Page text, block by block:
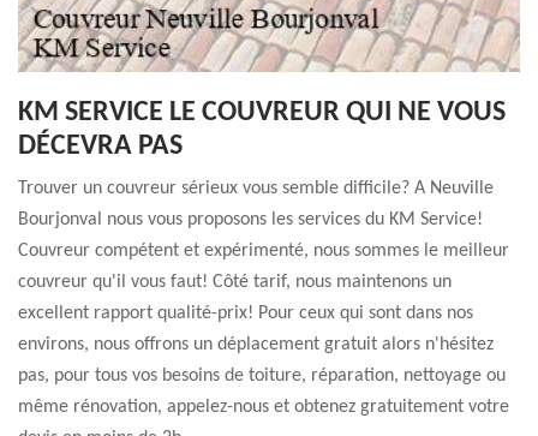
KM SERVICE LE COUVREUR QUI NE VOUS
DÉCEVRA PAS
Trouver un couvreur sérieux vous semble difficile? A Neuville
Bourjonval nous vous proposons les services du KM Service!
Couvreur compétent et expérimenté, nous sommes le meilleur
couvreur qu'il vous faut! Côté tarif, nous maintenons un
excellent rapport qualité-prix! Pour ceux qui sont dans nos
environs, nous offrons un déplacement gratuit alors n'hésitez
pas, pour tous vos besoins de toiture, réparation, nettoyage ou
même rénovation, appelez-nous et obtenez gratuitement votre